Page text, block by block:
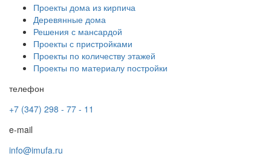
Проекты дома из кирпича
Деревянные дома
Решения с мансардой
Проекты с пристройками
Проекты по количеству этажей
Проекты по материалу постройки
телефон
+7 (347) 298 - 77 - 11
e-mail
info@imufa.ru